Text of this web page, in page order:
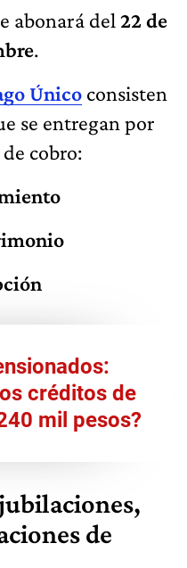
abonará del 22 de
.
Único consisten
se entregan por
cobro:
créditos de
mil pesos?
de